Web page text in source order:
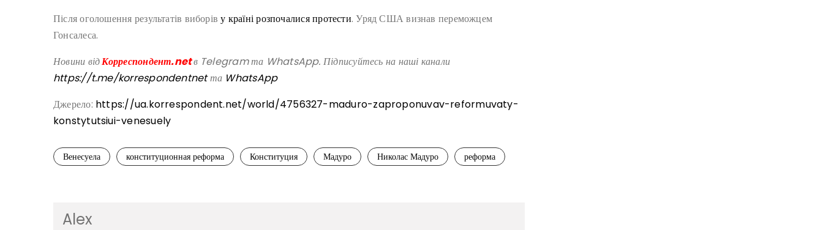
Після оголошення результатів виборіву країні розпочалися протести. Уряд США визнав переможцем
Гонсалеса.
Новини відКорреспондент.netв Telegram та WhatsApp. Підписуйтесь на наші канали
https://t.me/korrespondentnetта WhatsApp
Джерело: https://ua.korrespondent.net/world/4756327-maduro-zaproponuvav-reformuvaty-
konstytutsiui-venesuely
Венесуела конституционная реформа Конституция Мадуро Николас Мадуро реформа
Alex